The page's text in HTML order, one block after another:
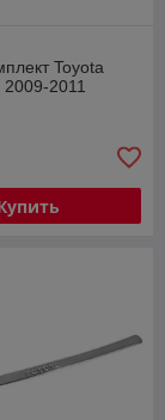
Toyota
2011